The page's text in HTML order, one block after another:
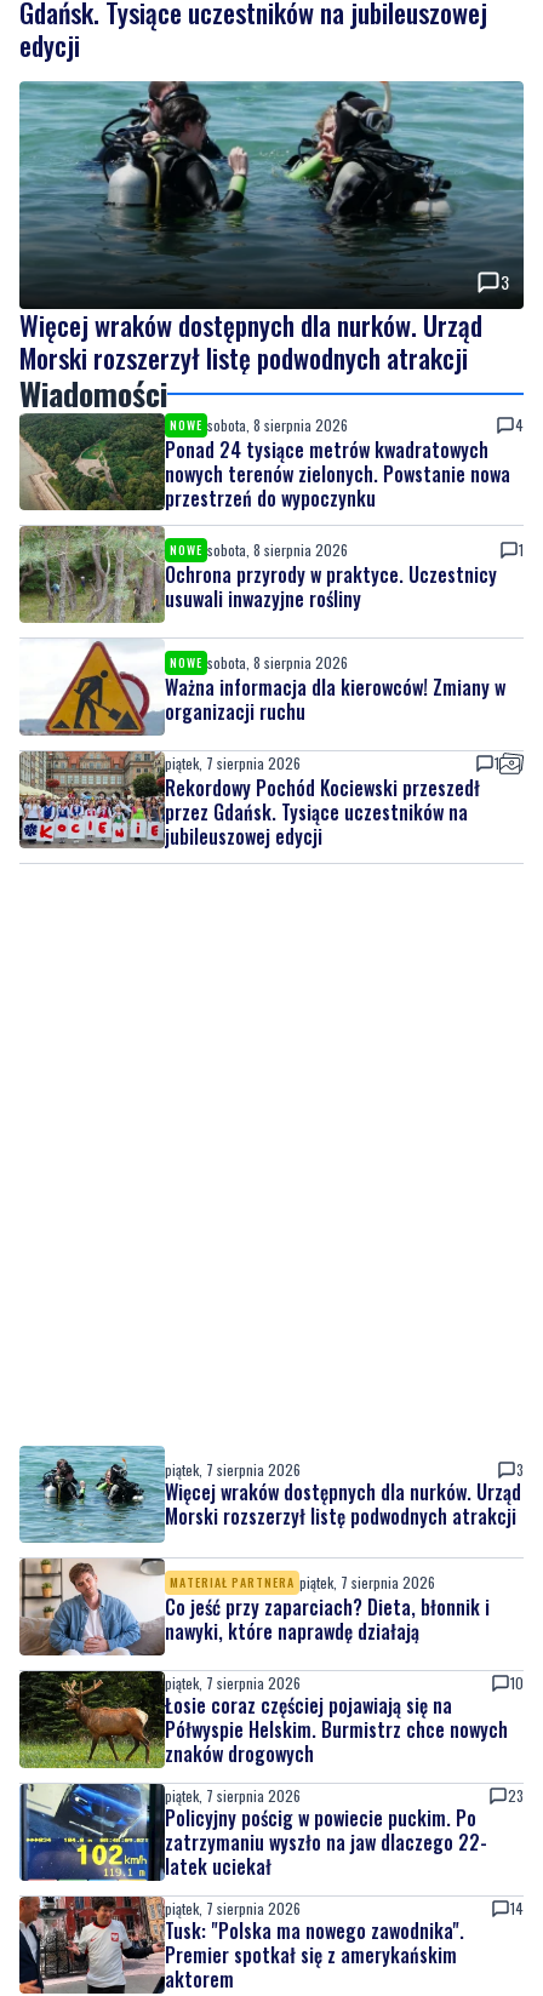
Gdańsk. Tysiące uczestników na jubileuszowej
edycji
3
Więcej wraków dostępnych dla nurków. Urząd
Morski rozszerzył listę podwodnych atrakcji
Wiadomości
NOWE sobota, 8 sierpnia 2026 4
Ponad 24 tysiące metrów kwadratowych
nowych terenów zielonych. Powstanie nowa
przestrzeń do wypoczynku
NOWE sobota, 8 sierpnia 2026 1
Ochrona przyrody w praktyce. Uczestnicy
usuwali inwazyjne rośliny
NOWE sobota, 8 sierpnia 2026
Ważna informacja dla kierowców! Zmiany w
organizacji ruchu
piątek, 7 sierpnia 2026 1
Rekordowy Pochód Kociewski przeszedł
przez Gdańsk. Tysiące uczestników na
jubileuszowej edycji
piątek, 7 sierpnia 2026 3
Więcej wraków dostępnych dla nurków. Urząd
Morski rozszerzył listę podwodnych atrakcji
MATERIAŁ PARTNERA piątek, 7 sierpnia 2026
Co jeść przy zaparciach? Dieta, błonnik i
nawyki, które naprawdę działają
piątek, 7 sierpnia 2026 10
Łosie coraz częściej pojawiają się na
Półwyspie Helskim. Burmistrz chce nowych
znaków drogowych
piątek, 7 sierpnia 2026 23
Policyjny pościg w powiecie puckim. Po
zatrzymaniu wyszło na jaw dlaczego 22-
latek uciekał
piątek, 7 sierpnia 2026 14
Tusk: "Polska ma nowego zawodnika".
Premier spotkał się z amerykańskim
aktorem